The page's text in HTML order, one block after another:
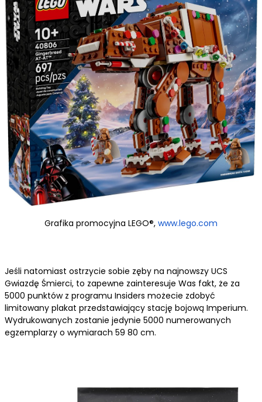
Grafika promocyjna LEGO®, www.lego.com
Jeśli natomiast ostrzycie sobie zęby na najnowszy UCS
Gwiazdę Śmierci, to zapewne zainteresuje Was fakt, że za
5000 punktów z programu Insiders możecie zdobyć
limitowany plakat przedstawiający stację bojową Imperium.
Wydrukowanych zostanie jedynie 5000 numerowanych
egzemplarzy o wymiarach 59 80 cm.